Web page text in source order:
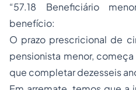
“57.18 Beneficiário
benefício:
O prazo prescricional de
pensionista menor,
que completar dezesseis